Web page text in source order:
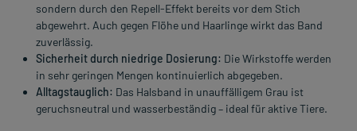
sondern durch den Repell-Effekt bereits vor dem Stich
abgewehrt. Auch gegen Flöhe und Haarlinge wirkt das Band
zuverlässig.
Sicherheit durch niedrige Dosierung: Die Wirkstoffe werden
in sehr geringen Mengen kontinuierlich abgegeben.
Alltagstauglich: Das Halsband in unauffälligem Grau ist
geruchsneutral und wasserbeständig – ideal für aktive Tiere.